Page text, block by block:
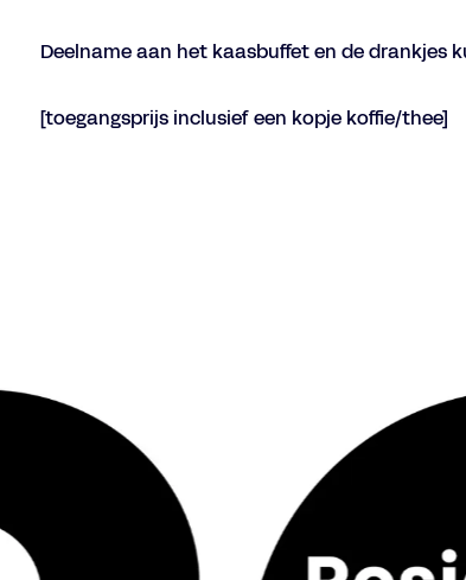
Deelname aan het kaasbuffet en de drankjes
[toegangsprijs inclusief een kopje koffie/thee]